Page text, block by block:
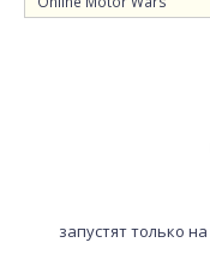
запустят только